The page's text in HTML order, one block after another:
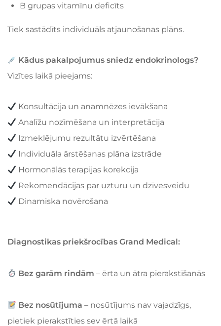
B grupas vitamīnu deficīts
Tiek sastādīts individuāls atjaunošanas plāns.
Kādus pakalpojumus sniedz endokrinologs?
Vizītes laikā pieejams:
Konsultācija un anamnēzes ievākšana
Analīžu nozīmēšana un interpretācija
Izmeklējumu rezultātu izvērtēšana
Individuāla ārstēšanas plāna izstrāde
Hormonālās terapijas korekcija
Rekomendācijas par uzturu un dzīvesveidu
Dinamiska novērošana
Diagnostikas priekšrocības Grand Medical:
Bez garām rindām – ērta un ātra pierakstīšanās
Bez nosūtījuma – nosūtījums nav vajadzīgs,
pietiek pierakstīties sev ērtā laikā